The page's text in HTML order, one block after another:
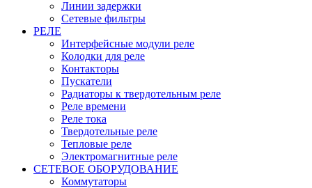
Линии задержки
Сетевые фильтры
РЕЛЕ
Интерфейсные модули реле
Колодки для реле
Контакторы
Пускатели
Радиаторы к твердотельным реле
Реле времени
Реле тока
Твердотельные реле
Тепловые реле
Электромагнитные реле
СЕТЕВОЕ ОБОРУДОВАНИЕ
Коммутаторы